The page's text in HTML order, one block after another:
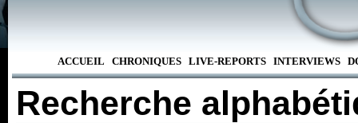
ACCUEIL CHRONIQUES LIVE-REPORTS INTERVIEWS
Recherche